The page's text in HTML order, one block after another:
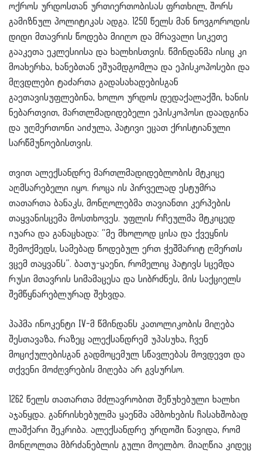
ოქროს ურდოსთან ურთიერთობისას ფრთხილ, შორს
გამიზნულ პოლიტიკას ადგა. 1250 წელს მან ნოვგოროდის
დიდი მთავრის წოდება მიიღო და მრავალი სიკეთე
გააკეთა ეკლესიისა და ხალხისთვის. წმინდანმა ისიც კი
მოახერხა, ხანებთან ეშუამდგომლა და ეპისკოპოსები და
მღვდლები ტაძართა გადასახადებისგან
გაეთავისუფლებინა, ხოლო ურდოს დედაქალაქში, ხანის
ნებართვით, მართლმადიდებელი ეპისკოპოსი დაადგინა
და უღმერთონი აიძულა, პატივი ეცათ ქრისტიანული
სარწმუნოებისთვის.
თვით ალექსანდრე მართლმადიდებლობის მტკიცე
აღმსარებელი იყო. როცა ის პირველად ესტუმრა
თათართა ბანაკს, მონღოლებმა თავიანთი კერპების
თაყვანისცემა მოსთხოვეს. უფლის რჩეულმა მტკიცედ
იუარა და განაცხადა: “მე მხოლოდ ცისა და ქვეყნის
შემოქმედს, სამებად წოდებულ ერთ ჭეშმარიტ ღმერთს
ვცემ თაყვანს”. ბათუ-ყაენი, რომელიც პატივს სცემდა
რუსი მთავრის სიმამაცესა და სიბრძნეს, მის საქციელს
შემწყნარებლურად შეხვდა.
პაპმა ინოკენტი IV-მ წმინდანს კათოლიკობის მიღება
შესთავაზა, რაზეც ალექსანდრემ უპასუხა, ჩვენ
მოციქულებისგან გადმოცემულ სწავლებას მოვდევთ და
თქვენი მოძღვრების მიღება არ გვსურსო.
1262 წელს თათართა მძლავრობით შეწუხებული ხალხი
აჯანყდა. განრისხებულმა ყაენმა ამბოხების ჩასახშობად
ლაშქარი შეკრიბა. ალექსანდრე ურდოში წავიდა, რომ
მონღოლთა მბრძანებლის გული მოელბო. მიაღწია კიდეც